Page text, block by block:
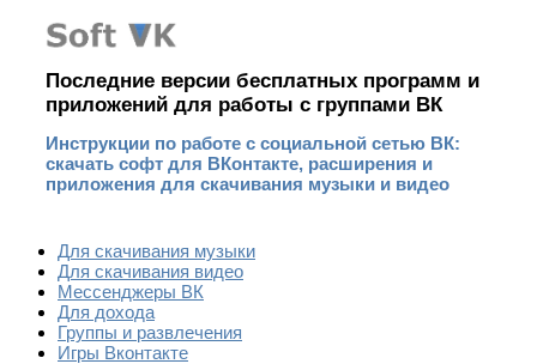
Наверх
Последние версии бесплатных программ и
приложений для работы с группами ВК
Инструкции по работе с социальной сетью ВК:
скачать софт для ВКонтакте, расширения и
приложения для скачивания музыки и видео
Для скачивания музыки
Для скачивания видео
Мессенджеры ВК
Для дохода
Группы и развлечения
Игры Вконтакте